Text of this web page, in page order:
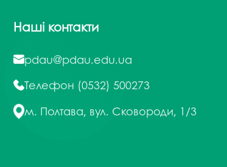
Наші контакти
pdau@pdau.edu.ua
Телефон (0532) 500273
м. Полтава, вул. Сковороди, 1/3